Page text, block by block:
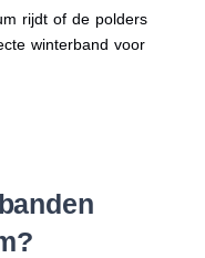
rijdt of de polders
winterband voor